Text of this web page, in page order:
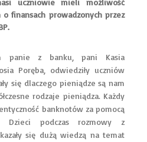
uczniowie mieli możliwość
finansach prowadzonych przez
panie z banku, pani Kasia
Poręba, odwiedziły uczniów
się dlaczego pieniądze są nam
rodzaje pieniądza. Każdy
banknotów za pomocą
Dzieci podczas rozmowy z
się dużą wiedzą na temat